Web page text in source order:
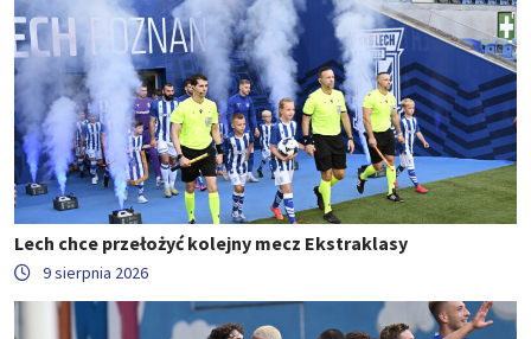
Lech chce przełożyć kolejny mecz Ekstraklasy
9 sierpnia 2026